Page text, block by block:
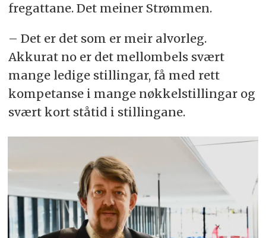
fregattane. Det meiner Strømmen.
– Det er det som er meir alvorleg.
Akkurat no er det mellombels svært
mange ledige stillingar, få med rett
kompetanse i mange nøkkelstillingar og
svært kort ståtid i stillingane.